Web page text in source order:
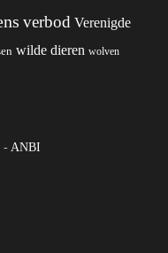
verbod Verenigde
wilde dieren wolven
- ANBI